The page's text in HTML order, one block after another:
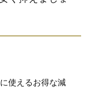
使えるお得な減